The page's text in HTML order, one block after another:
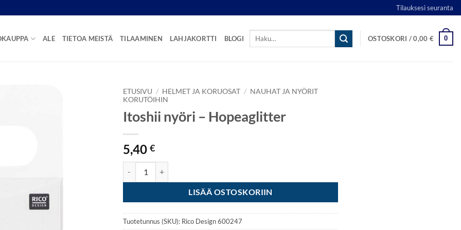
Tilauksesi seuranta
ALE TIETOA MEISTÄ TILAAMINEN LAHJAKORTTI BLOGI
Etsi:
OSTOSKORI /0,00 € 0
ETUSIVU / HELMET JA KORUOSAT / NAUHAT JA NYÖRIT
KORUTÖIHIN
Itoshii nyöri – Hopeaglitter
5,40 €
LISÄÄ OSTOSKORIIN
Tuotetunnus (SKU): Rico Design 600247